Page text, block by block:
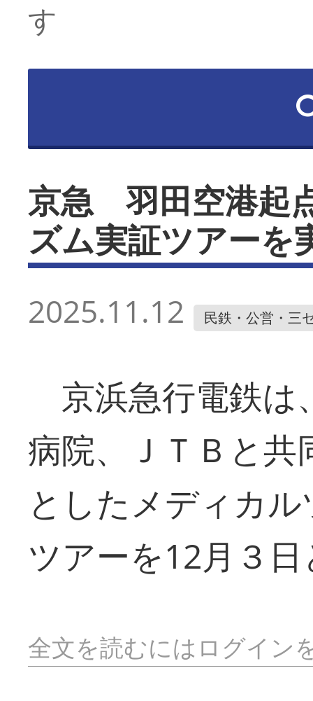
す
京急 羽田空港起
ズム実証ツアーを
2025.11.12 民鉄・公営・三
京浜急行電鉄は
病院、ＪＴＢと共
としたメディカ
ツアーを12月３
全文を読むにはログイン